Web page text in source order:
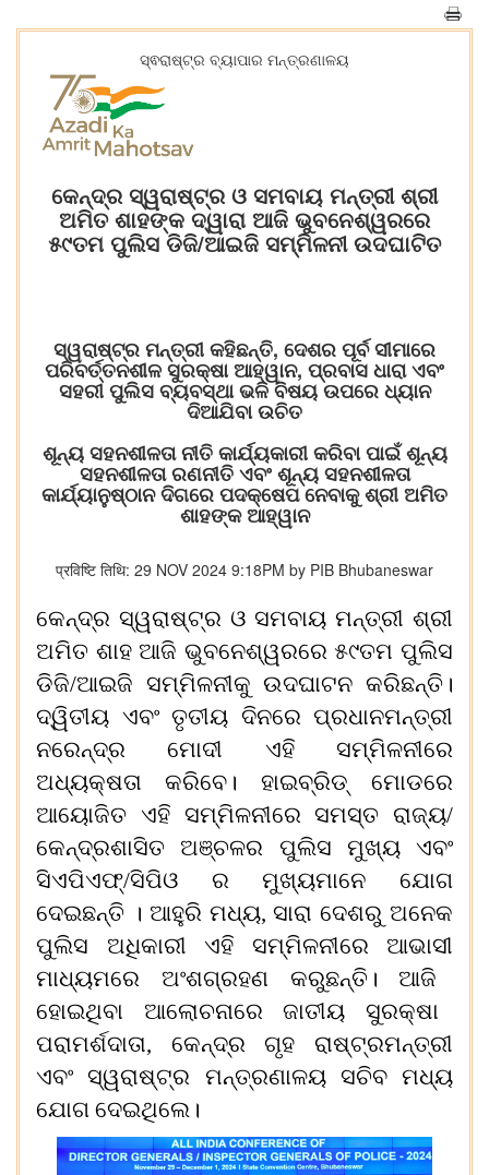
ସ୍ଵରାଷ୍ଟ୍ର ବ୍ୟାପାର ମନ୍ତ୍ରଣାଳୟ
କେନ୍ଦ୍ର ସ୍ୱରାଷ୍ଟ୍ର ଓ ସମବାୟ ମନ୍ତ୍ରୀ ଶ୍ରୀ
ଅମିତ ଶାହଙ୍କ ଦ୍ୱାରା ଆଜି ଭୁବନେଶ୍ୱରରେ
୫୯ତମ ପୁଲିସ ଡିଜି/ଆଇଜି ସମ୍ମିଳନୀ ଉଦଘାଟିତ
ସ୍ୱରାଷ୍ଟ୍ର ମନ୍ତ୍ରୀ କହିଛନ୍ତି, ଦେଶର ପୂର୍ବ ସୀମାରେ
ପରିବର୍ତ୍ତନଶୀଳ ସୁରକ୍ଷା ଆହ୍ୱାନ, ପ୍ରବାସ ଧାରା ଏବଂ
ସହରୀ ପୁଲିସ ବ୍ୟବସ୍ଥା ଭଳି ବିଷୟ ଉପରେ ଧ୍ୟାନ
ଦିଆଯିବା ଉଚିତ
ଶୂନ୍ୟ ସହନଶୀଳତା ନୀତି କାର୍ଯ୍ୟକାରୀ କରିବା ପାଇଁ ଶୂନ୍ୟ
ସହନଶୀଳତା ରଣନୀତି ଏବଂ ଶୂନ୍ୟ ସହନଶୀଳତା
କାର୍ଯ୍ୟାନୁଷ୍ଠାନ ଦିଗରେ ପଦକ୍ଷେପ ନେବାକୁ ଶ୍ରୀ ଅମିତ
ଶାହଙ୍କ ଆହ୍ୱାନ
प्रविष्टि तिथि: 29 NOV 2024 9:18PM by PIB Bhubaneswar
କେନ୍ଦ୍ର ସ୍ୱରାଷ୍ଟ୍ର ଓ ସମବାୟ ମନ୍ତ୍ରୀ ଶ୍ରୀ
ଅମିତ ଶାହ ଆଜି ଭୁବନେଶ୍ୱରରେ୫୯ତମପୁଲିସ
ଡିଜି/ଆଇଜି ସମ୍ମିଳନୀକୁ ଉଦଘାଟନ କରିଛନ୍ତି।
ଦ୍ୱିତୀୟ ଏବଂ ତୃତୀୟ ଦିନରେ ପ୍ରଧାନମନ୍ତ୍ରୀ
ନରେନ୍ଦ୍ର ମୋଦୀ ଏହି ସମ୍ମିଳନୀରେ
ଅଧ୍ୟକ୍ଷତା କରିବେ। ହାଇବ୍ରିଡ୍ ମୋଡରେ
ଆୟୋଜିତ ଏହି ସମ୍ମିଳନୀରେ ସମସ୍ତ ରାଜ୍ୟ/
କେନ୍ଦ୍ରଶାସିତ ଅଞ୍ଚଳର ପୁଲିସ ମୁଖ୍ୟ ଏବଂ
ସିଏପିଏଫ୍/ସିପିଓ ର ମୁଖ୍ୟମାନେ ଯୋଗ
ଦେଇଛନ୍ତି । ଆହୁରି ମଧ୍ୟ,ସାରା ଦେଶରୁ ଅନେକ
ପୁଲିସ ଅଧିକାରୀ ଏହି ସମ୍ମିଳନୀରେ ଆଭାସୀ
ମାଧ୍ୟମରେ ଅଂଶଗ୍ରହଣ କରୁଛନ୍ତି। ଆଜି
ହୋଇଥିବା ଆଲୋଚନାରେ ଜାତୀୟ ସୁରକ୍ଷା
ପରାମର୍ଶଦାତା, କେନ୍ଦ୍ରଗୃହ ରାଷ୍ଟ୍ରମନ୍ତ୍ରୀ
ଏବଂ ସ୍ୱରାଷ୍ଟ୍ର ମନ୍ତ୍ରଣାଳୟସଚିବ ମଧ୍ୟ
ଯୋଗ ଦେଇଥିଲେ।